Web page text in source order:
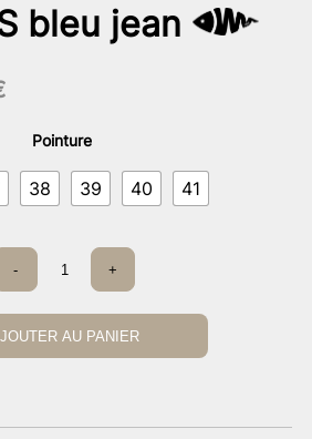
bleu jean
Le
actuel
est :
24,50 €.
Pointure
38 39 40 41
- +
AU PANIER